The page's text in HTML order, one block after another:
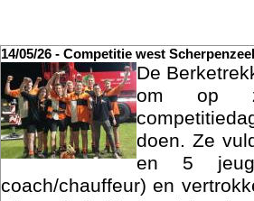
14/05/26 - Competitie west Scherpenzeel
De
om op
doen. Ze
en 5